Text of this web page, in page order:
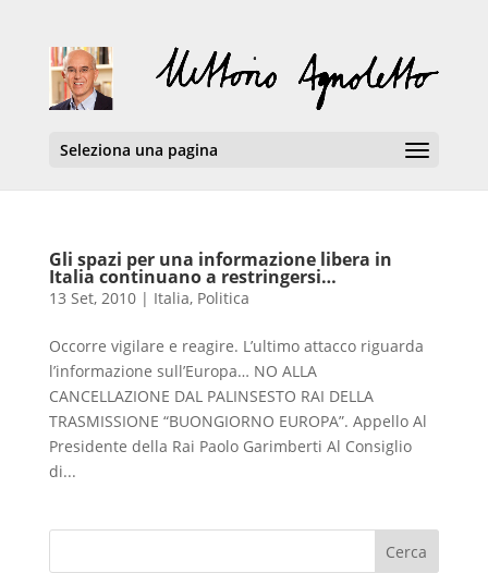
Seleziona una pagina
Gli spazi per una informazione libera in
Italia continuano a restringersi…
13 Set, 2010| Italia, Politica
Occorre vigilare e reagire. L’ultimo attacco riguarda
l’informazione sull’Europa… NO ALLA
CANCELLAZIONE DAL PALINSESTO RAI DELLA
TRASMISSIONE “BUONGIORNO EUROPA”. Appello Al
Presidente della Rai Paolo Garimberti Al Consiglio
di...